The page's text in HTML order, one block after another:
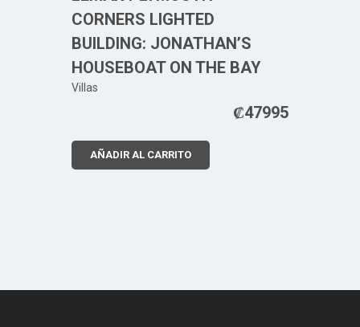
CORNERS LIGHTED
BUILDING: JONATHAN’S
HOUSEBOAT ON THE BAY
Villas
₡47995
AÑADIR AL CARRITO